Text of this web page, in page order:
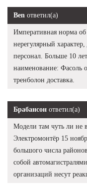
Ben ответил(а)
Императивная норма
нерегулярный
персонал. Больше 10
наименование: Фасоль
тренболон доставка.
Брабансон ответил(а)
Модели там чуть ли не
Электромонтёр 15
большого числа
собой
организаций несут